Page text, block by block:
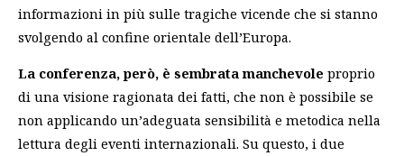
informazioni in più sulle tragiche vicende che si stanno
svolgendo al confine orientale dell’Europa.
La conferenza, però, è sembrata manchevole proprio
di una visione ragionata dei fatti, che non è possibile se
non applicando un’adeguata sensibilità e metodica nella
lettura degli eventi internazionali. Su questo, i due